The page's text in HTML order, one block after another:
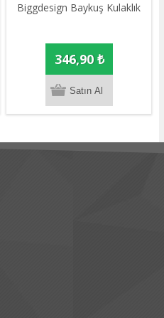
Biggdesign Baykuş Kulaklık
346,90 ₺